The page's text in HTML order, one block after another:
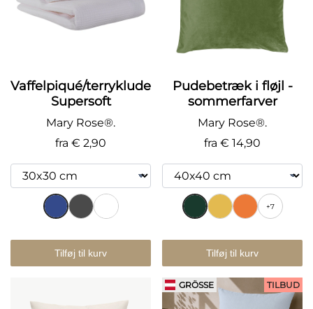
Vaffelpiqué/terryklude
Supersoft
Mary Rose®.
fra € 2,90
Tilføj til kurv
Pudebetræk i fløjl -
sommerfarver
Mary Rose®.
fra € 14,90
+7
Tilføj til kurv
GRÖSSE TILBUD